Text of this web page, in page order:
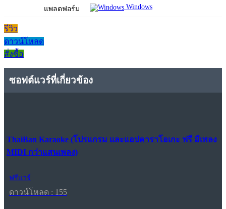
แพลตฟอร์ม Windows
รีวิว
ดาวน์โหลด
สั่งซื้อ
ซอฟต์แวร์ที่เกี่ยวข้อง
ThaiBan Karaoke (โปรแกรม และแอปคาราโอเกะ ฟรี มีเพลง
MIDI กว่าแสนเพลง)
ฟรีแวร์
ดาวน์โหลด : 155